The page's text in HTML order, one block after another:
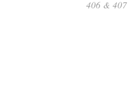
406 & 407